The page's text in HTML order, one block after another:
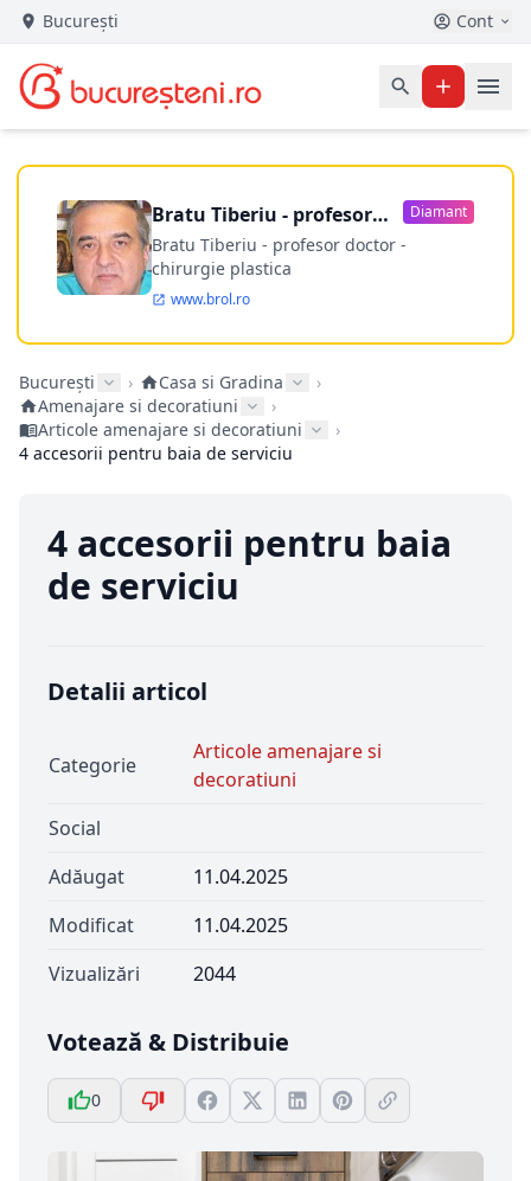
București Cont
Bratu Tiberiu - profesor
doctor
Diamant
Bratu Tiberiu - profesor doctor -
chirurgie plastica
www.brol.ro
București › Casa si Gradina
›
Amenajare si decoratiuni
›
Articole amenajare si decoratiuni
›
4 accesorii pentru baia de serviciu
4 accesorii pentru baia
de serviciu
Detalii articol
Categorie
Articole amenajare si
decoratiuni
Social
Adăugat
11.04.2025
Modificat
11.04.2025
Vizualizări
2044
Votează & Distribuie
0